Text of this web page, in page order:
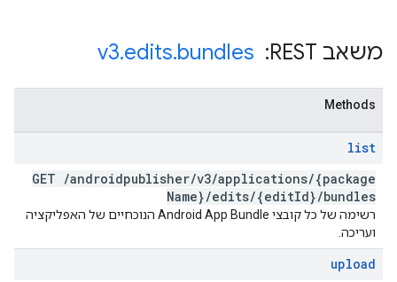
משאב REST: ‏ v3.edits.bundles
Methods
list
GET /androidpublisher/v3/applications/{package
Name}/edits/{editId}/bundles
רשימה של כל קובצי Android App Bundle הנוכחיים של האפליקציה
ועריכה.
upload